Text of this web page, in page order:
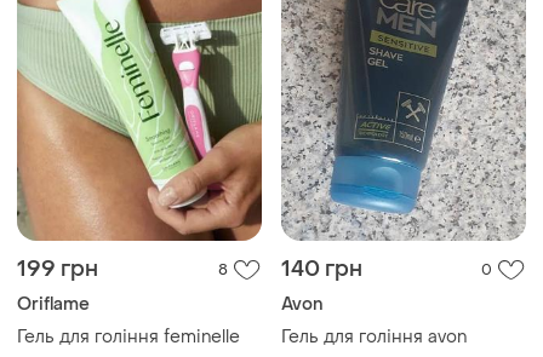
199 грн 8
Oriflame
Гель для гоління feminelle
140 грн 0
Avon
Гель для гоління avon